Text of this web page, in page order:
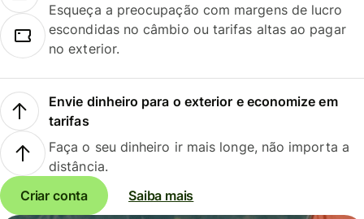
Esqueça a preocupação com margens de lucro
escondidas no câmbio ou tarifas altas ao pagar
no exterior.
Envie dinheiro para o exterior e economize em
tarifas
Faça o seu dinheiro ir mais longe, não importa a
distância.
Criar conta
Saiba mais